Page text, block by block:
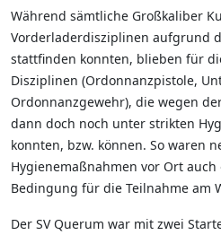
Während sämtliche Großkaliber
Vorderladerdisziplinen aufgrund
stattfinden konnten, blieben für
Disziplinen (Ordonnanzpistole,
Ordonnanzgewehr), die wegen
dann doch noch unter strikten
konnten, bzw. können. So waren
Hygienemaßnahmen vor Ort
Bedingung für die Teilnahme am
Der SV Querum war mit zwei